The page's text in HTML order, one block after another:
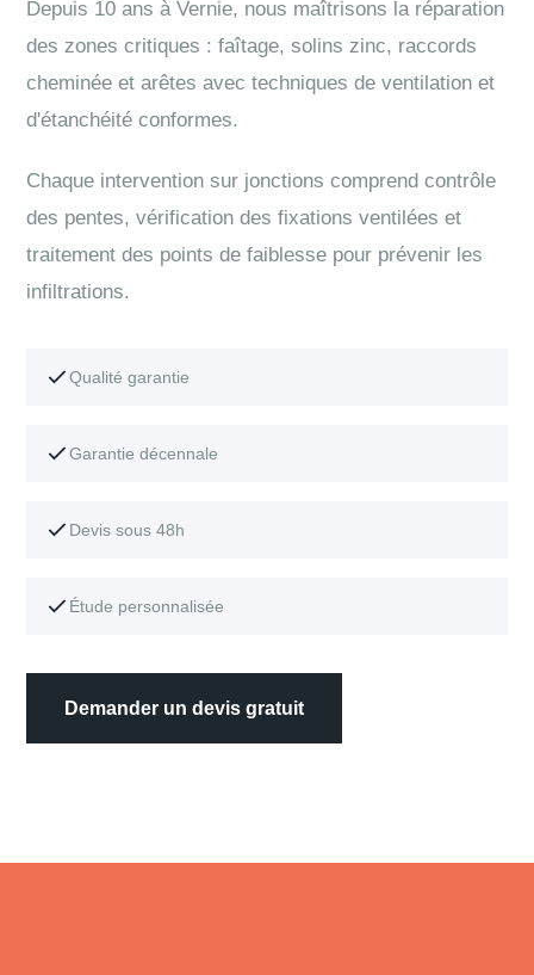
Depuis 10 ans à Vernie, nous maîtrisons la réparation
des zones critiques : faîtage, solins zinc, raccords
cheminée et arêtes avec techniques de ventilation et
d'étanchéité conformes.
Chaque intervention sur jonctions comprend contrôle
des pentes, vérification des fixations ventilées et
traitement des points de faiblesse pour prévenir les
infiltrations.
Qualité garantie
Garantie décennale
Devis sous 48h
Étude personnalisée
Demander un devis gratuit